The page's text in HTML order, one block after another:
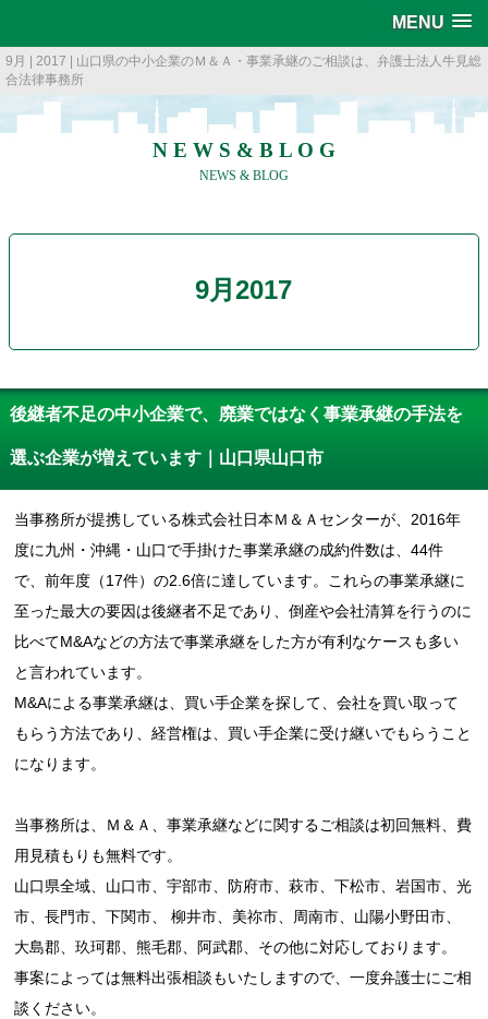
MENU
9月 | 2017 | 山口県の中小企業のＭ＆Ａ・事業承継のご相談は、弁護士法人牛見総
合法律事務所
N E W S & B L O G
NEWS & BLOG
9月2017
後継者不足の中小企業で、廃業ではなく事業承継の手法を
選ぶ企業が増えています｜山口県山口市
当事務所が提携している株式会社日本Ｍ＆Ａセンターが、2016年
度に九州・沖縄・山口で手掛けた事業承継の成約件数は、44件
で、前年度（17件）の2.6倍に達しています。これらの事業承継に
至った最大の要因は後継者不足であり、倒産や会社清算を行うのに
比べてM&Aなどの方法で事業承継をした方が有利なケースも多い
と言われています。
M&Aによる事業承継は、買い手企業を探して、会社を買い取って
もらう方法であり、経営権は、買い手企業に受け継いでもらうこと
になります。
当事務所は、Ｍ＆Ａ、事業承継などに関するご相談は初回無料、費
用見積もりも無料です。
山口県全域、山口市、宇部市、防府市、萩市、下松市、岩国市、光
市、長門市、下関市、 柳井市、美祢市、周南市、山陽小野田市、
大島郡、玖珂郡、熊毛郡、阿武郡、その他に対応しております。
事案によっては無料出張相談もいたしますので、一度弁護士にご相
談ください。